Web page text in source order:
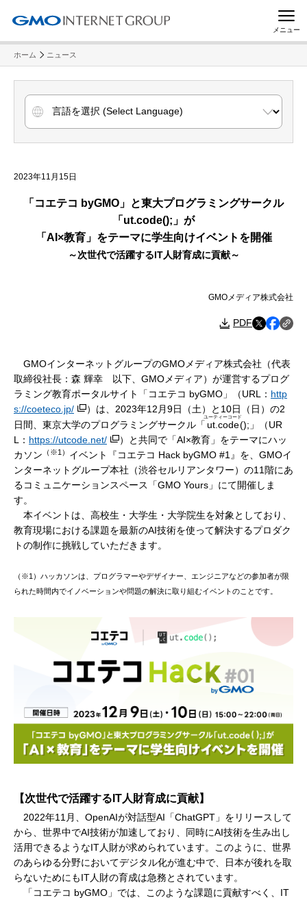
メニュー
ホーム ニュース
2023年11月15日
「コエテコ byGMO」と東大プログラミングサークル
「ut.code();」が
「AI×教育」をテーマに学生向けイベントを開催
～次世代で活躍するIT人財育成に貢献～
GMOメディア株式会社
PDF
GMOインターネットグループのGMOメディア株式会社（代表
取締役社長：森 輝幸 以下、GMOメディア）が運営するプログ
ラミング教育ポータルサイト「コエテコ byGMO」（URL： http
s://coeteco.jp/
）は、2023年12月9日（土）と10日（日）の2
日間、東京大学のプログラミングサークル「 ut.code
ユーティーコード
();」（UR
L： https://utcode.net/
）と共同で「AI×教育」をテーマにハッ
カソン （※1） イベント『コエテコ Hack byGMO #1』を、GMOイ
ンターネットグループ本社（渋谷セルリアンタワー）の11階にあ
るコミュニケーションスペース「GMO Yours」にて開催しま
す。
本イベントは、高校生・大学生・大学院生を対象としており、
教育現場における課題を最新のAI技術を使って解決するプロダク
トの制作に挑戦していただきます。
（※1）ハッカソンは、プログラマーやデザイナー、エンジニアなどの参加者が限
られた時間内でイノベーションや問題の解決に取り組むイベントのことです。
【次世代で活躍するIT人財育成に貢献】
2022年11月、OpenAIが対話型AI「ChatGPT」をリリースして
から、世界中でAI技術が加速しており、同時にAI技術を生み出し
活用できるようなIT人財が求められています。このように、世界
のあらゆる分野においてデジタル化が進む中で、日本が後れを取
らないためにもIT人財の育成は急務とされています。
「コエテコ byGMO」では、このような課題に貢献すべく、IT